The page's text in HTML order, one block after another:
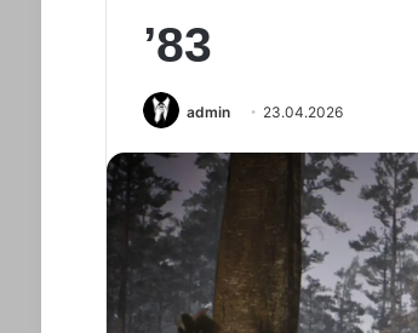
’83
admin 23.04.2026